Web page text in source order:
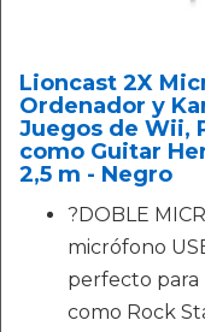
Lioncast 2X
Ordenador y
Juegos de Wii,
como Guitar
2,5 m - Negro
?DOBLE
micrófono
perfecto para
como Rock